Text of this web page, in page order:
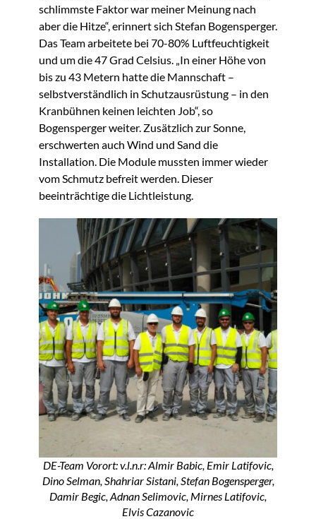
schlimmste Faktor war meiner Meinung nach
aber die Hitze“, erinnert sich Stefan Bogensperger.
Das Team arbeitete bei 70-80% Luftfeuchtigkeit
und um die 47 Grad Celsius. „In einer Höhe von
bis zu 43 Metern hatte die Mannschaft –
selbstverständlich in Schutzausrüstung – in den
Kranbühnen keinen leichten Job“, so
Bogensperger weiter. Zusätzlich zur Sonne,
erschwerten auch Wind und Sand die
Installation. Die Module mussten immer wieder
vom Schmutz befreit werden. Dieser
beeinträchtige die Lichtleistung.
DE-Team Vorort: v.l.n.r: Almir Babic, Emir Latifovic,
Dino Selman, Shahriar Sistani, Stefan Bogensperger,
Damir Begic, Adnan Selimovic, Mirnes Latifovic,
Elvis Cazanovic